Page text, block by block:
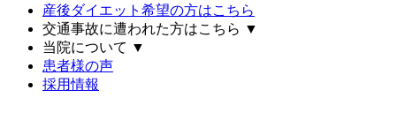
産後ダイエット希望の方はこちら
交通事故に遭われた方はこちら ▼
当院について ▼
患者様の声
採用情報